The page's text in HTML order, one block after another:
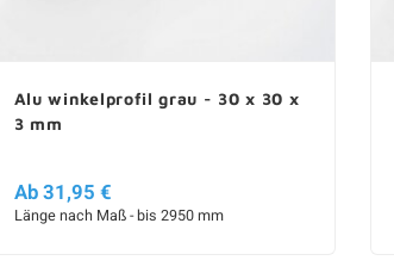
Alu winkelprofil grau - 30 x 30 x
3 mm
Ab 31,95 €
Länge nach Maß - bis 2950 mm